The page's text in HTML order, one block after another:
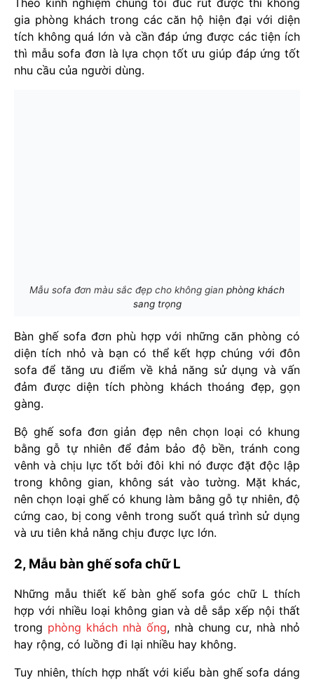
Theo kinh nghiệm chúng tôi đúc rút được thì không
gia phòng khách trong các căn hộ hiện đại với diện
tích không quá lớn và cần đáp ứng được các tiện ích
thì mẫu sofa đơn là lựa chọn tốt ưu giúp đáp ứng tốt
nhu cầu của người dùng.
Mẫu sofa đơn màu sắc đẹp cho không gian phòng khách
sang trọng
Bàn ghế sofa đơn phù hợp với những căn phòng có
diện tích nhỏ và bạn có thể kết hợp chúng với đôn
sofa để tăng ưu điểm về khả năng sử dụng và vấn
đảm được diện tích phòng khách thoáng đẹp, gọn
gàng.
Bộ ghế sofa đơn giản đẹp nên chọn loại có khung
bằng gỗ tự nhiên để đảm bảo độ bền, tránh cong
vênh và chịu lực tốt bởi đôi khi nó được đặt độc lập
trong không gian, không sát vào tường. Mặt khác,
nên chọn loại ghế có khung làm bằng gỗ tự nhiên, độ
cứng cao, bị cong vênh trong suốt quá trình sử dụng
và ưu tiên khả năng chịu được lực lớn.
2, Mẫu bàn ghế sofa chữ L
Những mẫu thiết kế bàn ghế sofa góc chữ L thích
hợp với nhiều loại không gian và dễ sắp xếp nội thất
trong phòng khách nhà ống, nhà chung cư, nhà nhỏ
hay rộng, có luồng đi lại nhiều hay không.
Tuy nhiên, thích hợp nhất với kiểu bàn ghế sofa dáng